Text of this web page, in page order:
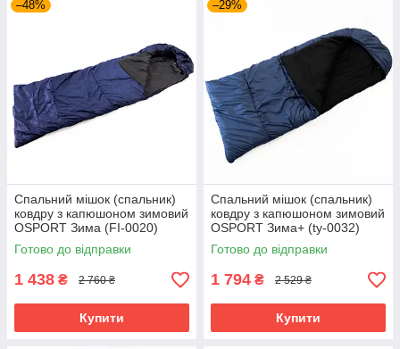
–48%
Спальний мішок (спальник)
ковдру з капюшоном зимовий
OSPORT Зима (FI-0020)
Темно-синій
Готово до відправки
1 438 ₴ 2 760 ₴
Купити
–29%
Спальний мішок (спальник)
ковдру з капюшоном зимовий
OSPORT Зима+ (ty-0032)
Синій
Готово до відправки
1 794 ₴ 2 529 ₴
Купити